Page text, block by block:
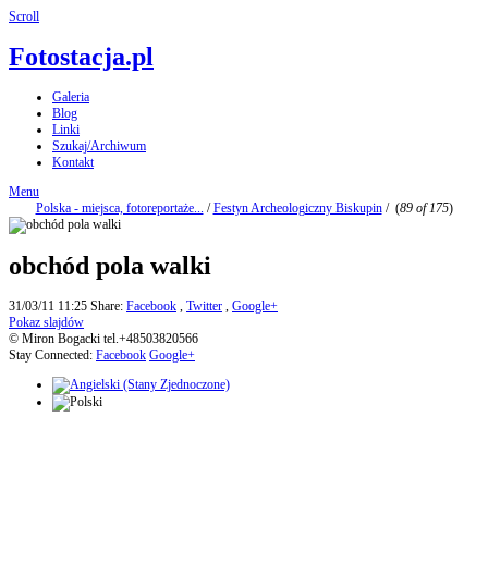
Scroll
Fotostacja.pl
Galeria
Blog
Linki
Szukaj/Archiwum
Kontakt
Menu
Polska - miejsca, fotoreportaże... /Festyn Archeologiczny Biskupin/ (89 of 175)
obchód pola walki
31/03/11 11:25 Share: Facebook , Twitter , Google+
Pokaz slajdów
© Miron Bogacki tel.+48503820566
Stay Connected: Facebook Google+